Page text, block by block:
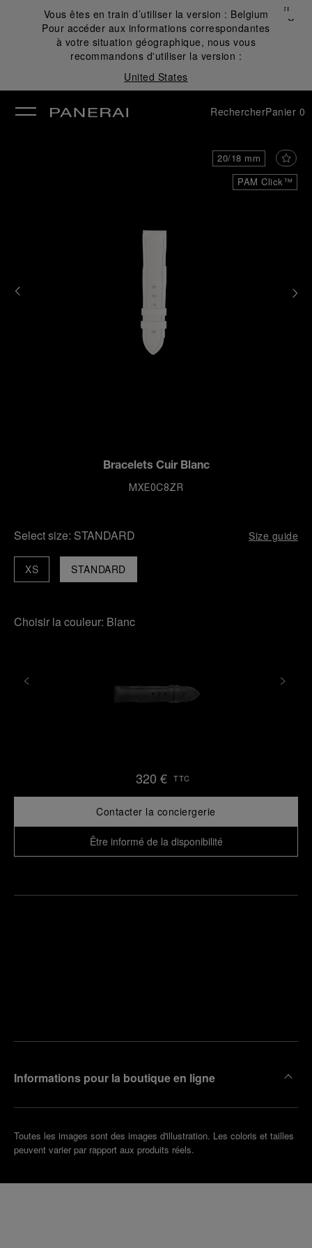
Vous êtes en train d’utiliser la version : Belgium
Pour accéder aux informations correspondantes
à votre situation géographique, nous vous
recommandons d'utiliser la version :
United States
Fermer
✕
RechercherPanier 0
PAM Click™
20/18 mm
Bracelets Cuir Blanc
MXE0C8ZR
Select size: STANDARD Size guide
STANDARD
XS
Choisir la couleur: Blanc
320 € TTC
Contacter la conciergerie
Être informé de la disponibilité
Informations pour la boutique en ligne
Toutes les images sont des images d'illustration. Les coloris et tailles
peuvent varier par rapport aux produits réels.